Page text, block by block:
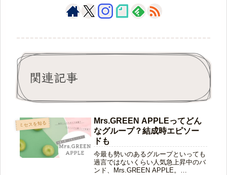
関連記事
ミセスを知る
Mrs.GREEN APPLEってどん
なグループ？結成時エピソー
ドも
今最も勢いのあるグループといっても
過言ではないくらい人気急上昇中のバ
ンド、Mrs.GREEN APPLE。